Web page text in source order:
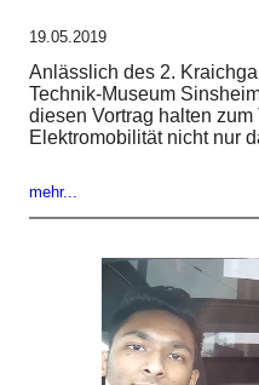
19.05.2019
Anlässlich des 2.
Technik-Museum
diesen Vortrag halten
Elektromobilität nicht nur
mehr...